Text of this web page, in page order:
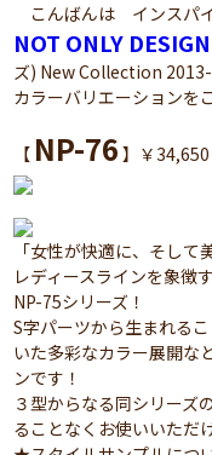
こんばんは インスパ
NOT ONLY DESIGN
ズ) New Collection 2013-
カラーバリエーションを
【 NP-76 】￥34,650
「女性が快適に、そして
レディースラインを象徴
NP-75シリーズ！
S字パーツから生まれる
いた多彩なカラー展開な
ンです！
３型からなる同シリーズ
ることなくお使いいただ